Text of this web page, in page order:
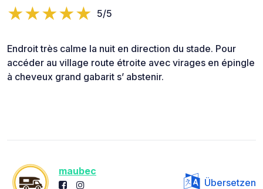
5/5
Endroit très calme la nuit en direction du stade. Pour
accéder au village route étroite avec virages en épingle
à cheveux grand gabarit s’ abstenir.
maubec
Übersetzen